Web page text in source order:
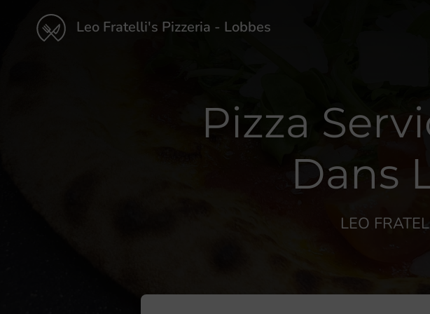
Leo Fratelli's Pizzeria - Lobbes
Pizza
Dans
LEO